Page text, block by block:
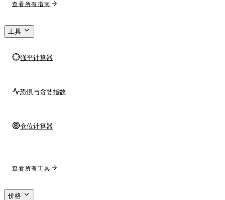
查看所有指南
工具
强平计算器
恐惧与贪婪指数
仓位计算器
查看所有工具
价格